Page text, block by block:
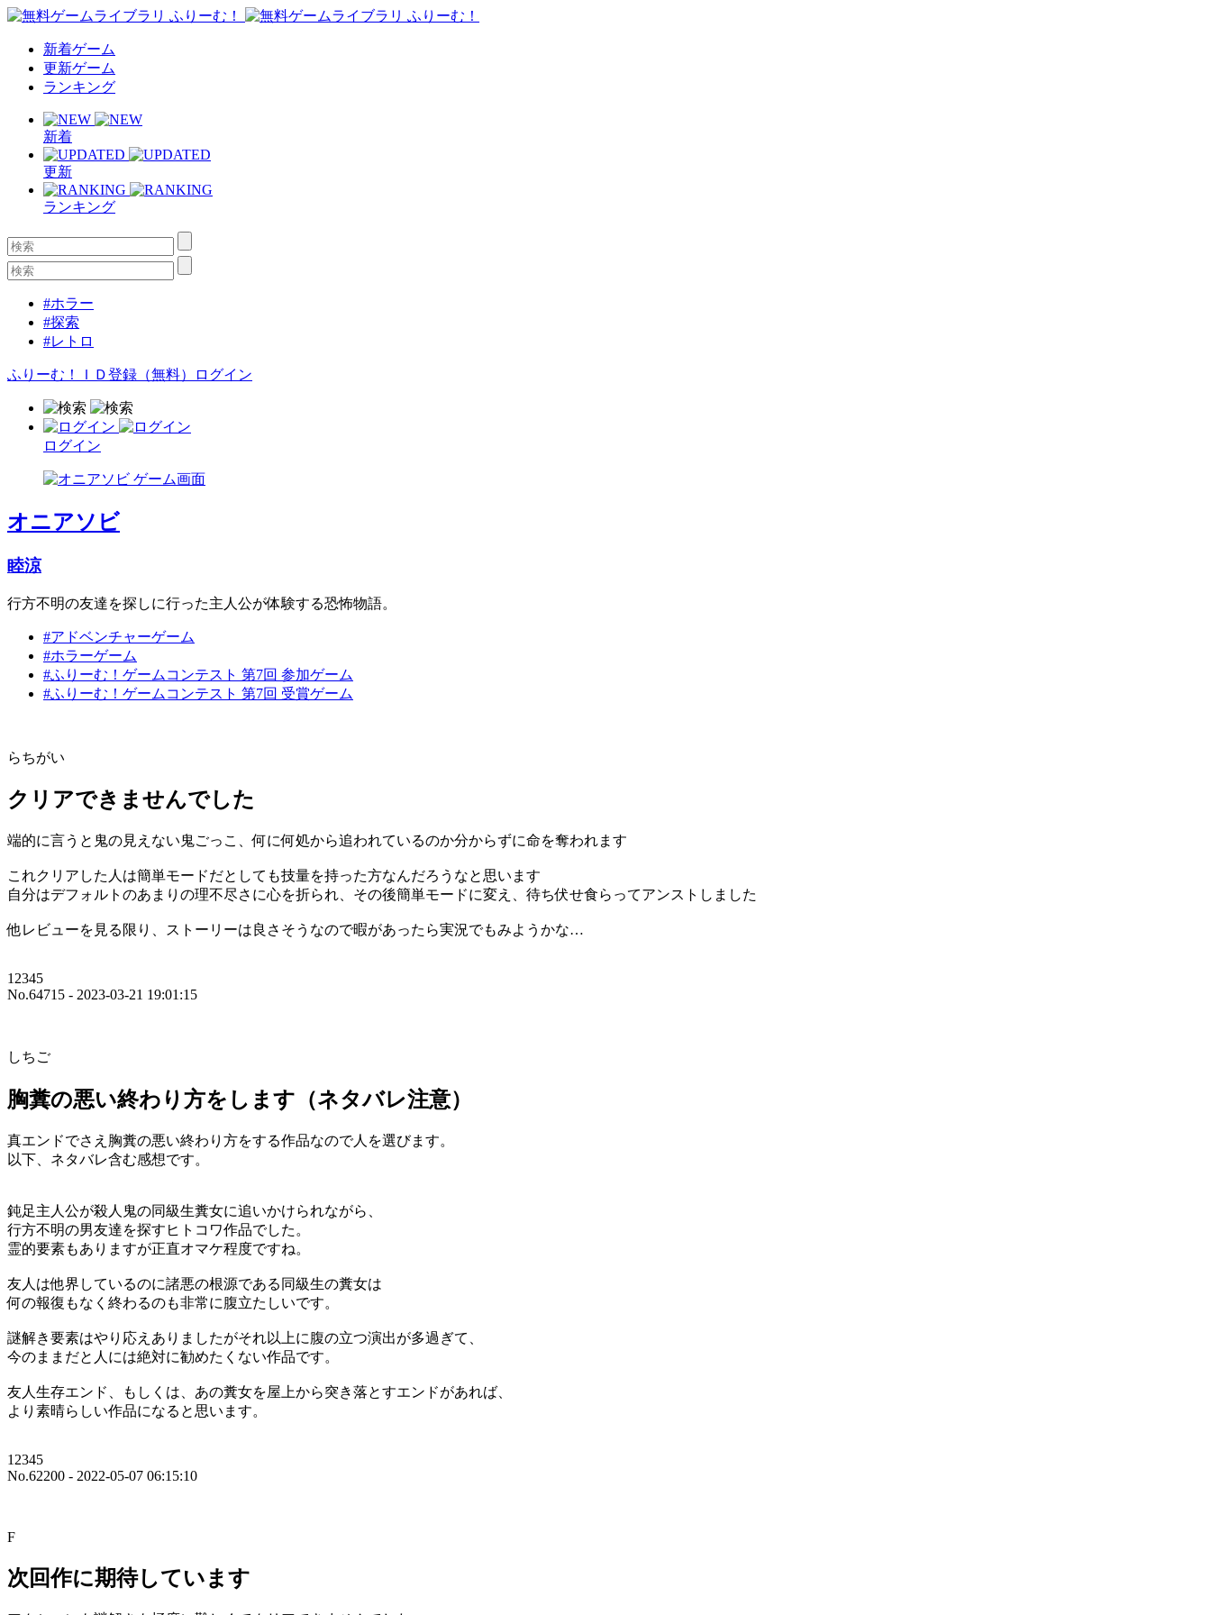
新着ゲーム
更新ゲーム
ランキング
新着
更新
ランキング
#ホラー
#探索
#レトロ
ふりーむ！ＩＤ登録（無料） ログイン
ログイン
オニアソビ
睦涼
行方不明の友達を探しに行った主人公が体験する恐怖物語。
#アドベンチャーゲーム
#ホラーゲーム
#ふりーむ！ゲームコンテスト 第7回 参加ゲーム
#ふりーむ！ゲームコンテスト 第7回 受賞ゲーム
らちがい
クリアできませんでした
端的に言うと鬼の見えない鬼ごっこ、何に何処から追われているのか分からずに命を奪われます
これクリアした人は簡単モードだとしても技量を持った方なんだろうなと思います
自分はデフォルトのあまりの理不尽さに心を折られ、その後簡単モードに変え、待ち伏せ食らってアンストしました
他レビューを見る限り、ストーリーは良さそうなので暇があったら実況でもみようかな…
12345
No.64715 - 2023-03-21 19:01:15
しちご
胸糞の悪い終わり方をします（ネタバレ注意）
真エンドでさえ胸糞の悪い終わり方をする作品なので人を選びます。
以下、ネタバレ含む感想です。
鈍足主人公が殺人鬼の同級生糞女に追いかけられながら、
行方不明の男友達を探すヒトコワ作品でした。
霊的要素もありますが正直オマケ程度ですね。
友人は他界しているのに諸悪の根源である同級生の糞女は
何の報復もなく終わるのも非常に腹立たしいです。
謎解き要素はやり応えありましたがそれ以上に腹の立つ演出が多過ぎて、
今のままだと人には絶対に勧めたくない作品です。
友人生存エンド、もしくは、あの糞女を屋上から突き落とすエンドがあれば、
より素晴らしい作品になると思います。
12345
No.62200 - 2022-05-07 06:15:10
F
次回作に期待しています